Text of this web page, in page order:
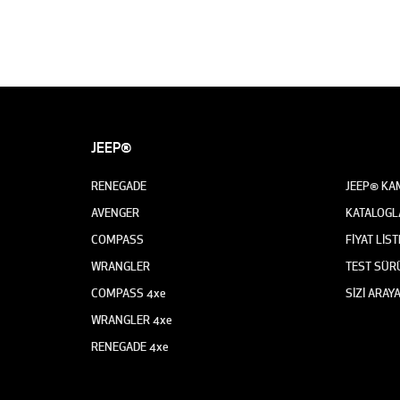
JEEP®
RENEGADE
AVENGER
COMPASS
WRANGLER
COMPASS 4xe
WRANGLER 4xe
RENEGADE 4xe
JEEP®
FİYAT
TEST
SİZİ